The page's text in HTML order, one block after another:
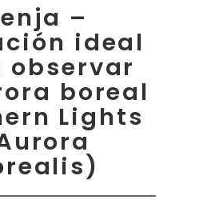
–
ideal
observar
boreal
Lights